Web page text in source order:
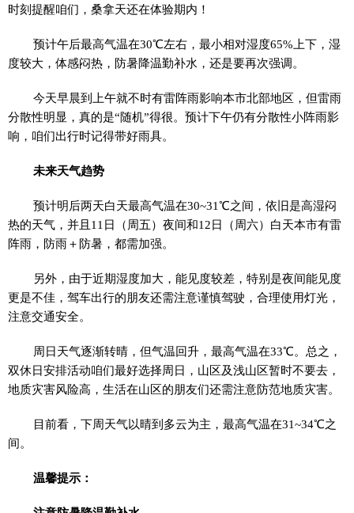
时刻提醒咱们，桑拿天还在体验期内！
预计午后最高气温在30℃左右，最小相对湿度65%上下，湿
度较大，体感闷热，防暑降温勤补水，还是要再次强调。
今天早晨到上午就不时有雷阵雨影响本市北部地区，但雷雨
分散性明显，真的是“随机”得很。预计下午仍有分散性小阵雨影
响，咱们出行时记得带好雨具。
未来天气趋势
预计明后两天白天最高气温在30~31℃之间，依旧是高湿闷
热的天气，并且11日（周五）夜间和12日（周六）白天本市有雷
阵雨，防雨＋防暑，都需加强。
另外，由于近期湿度加大，能见度较差，特别是夜间能见度
更是不佳，驾车出行的朋友还需注意谨慎驾驶，合理使用灯光，
注意交通安全。
周日天气逐渐转晴，但气温回升，最高气温在33℃。总之，
双休日安排活动咱们最好选择周日，山区及浅山区暂时不要去，
地质灾害风险高，生活在山区的朋友们还需注意防范地质灾害。
目前看，下周天气以晴到多云为主，最高气温在31~34℃之
间。
温馨提示：